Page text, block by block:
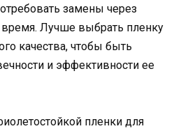
замены через
Лучше выбрать пленку
качества, чтобы быть
и эффективности ее
пленки для